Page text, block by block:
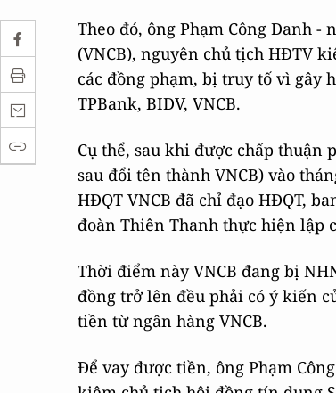
Theo đó, ông Phạm Công Danh
(VNCB), nguyên chủ tịch HĐTV
các đồng phạm, bị truy tố vì gây
TPBank, BIDV, VNCB.
Cụ thể, sau khi được chấp thuận
sau đổi tên thành VNCB) vào
HĐQT VNCB đã chỉ đạo HĐQT,
đoàn Thiên Thanh thực hiện lập
Thời điểm này VNCB đang bị
đồng trở lên đều phải có ý kiến
tiền từ ngân hàng VNCB.
Để vay được tiền, ông Phạm